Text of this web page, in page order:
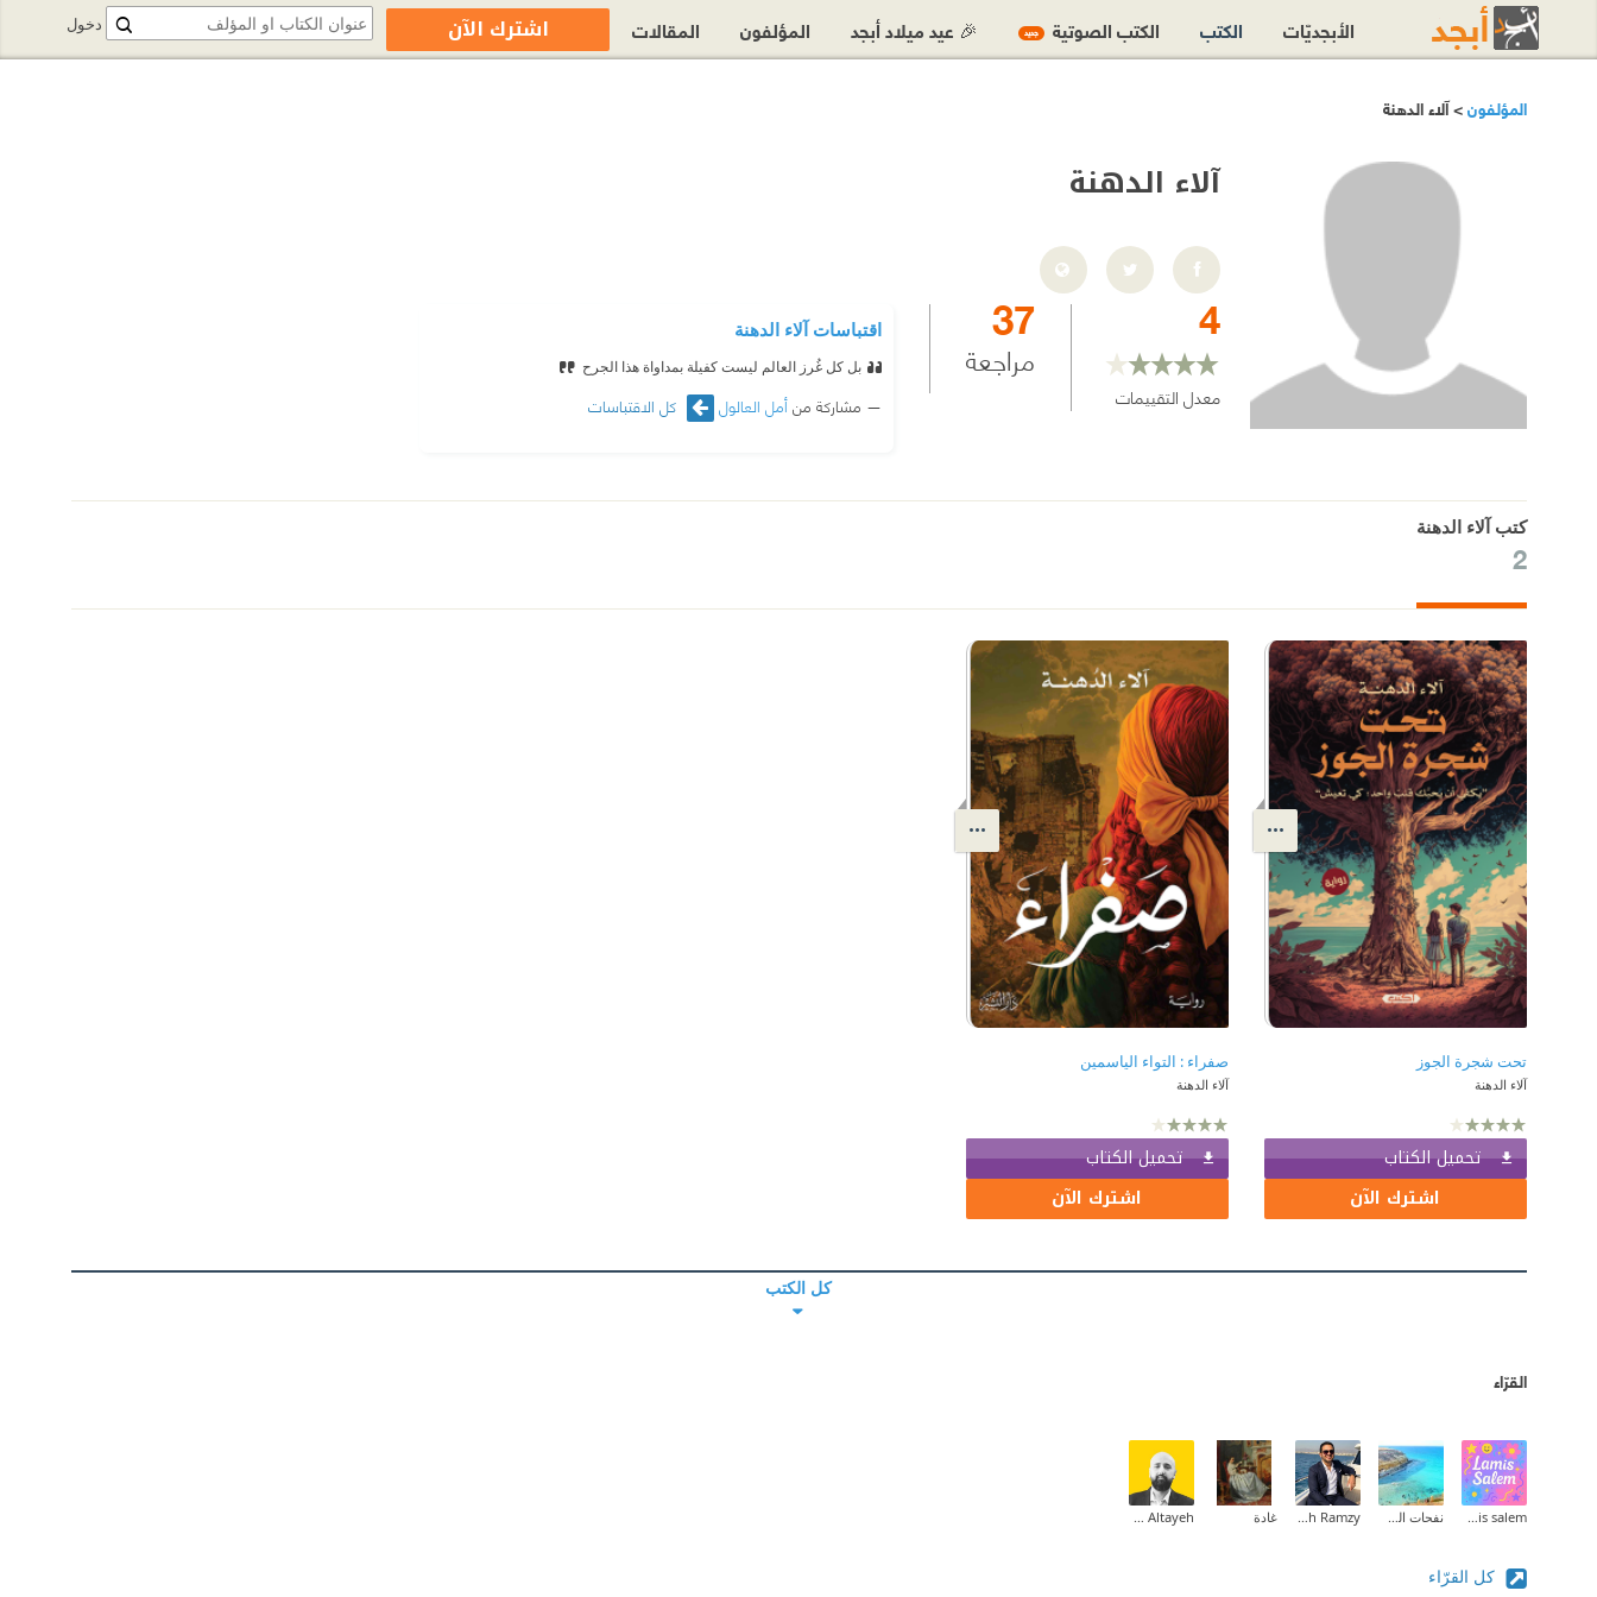
المؤلفون> آلاء الدهنة
آلاء الدهنة
4
معدل التقييمات
37
مراجعة
اقتباسات آلاء الدهنة
بل كل غُرز العالم ليست كفيلة بمداواة هذا الجرح
مشاركة منأمل العالول كل الاقتباسات
كتب آلاء الدهنة
2
تحت شجرة الجوز
آلاء الدهنة
تحميل الكتاب
اشترك الآن
صفراء : التواء الياسمين
آلاء الدهنة
تحميل الكتاب
اشترك الآن
كل الكتب
القرّاء
غادة
كل القرّاء
دخول الأبجديّات الكتب الكتب الصوتية جديد 🎉 عيد ميلاد أبجد المؤلفون المقالات اشترك الآن